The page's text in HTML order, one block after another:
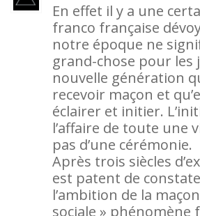
En effet il y a une
franco française
notre époque ne
grand-chose pour les
nouvelle génération
recevoir maçon et
éclairer et initier.
l’affaire de toute une
pas d’une cérémonie.
Après trois siècles
est patent de
l’ambition de la
sociale » phénomène